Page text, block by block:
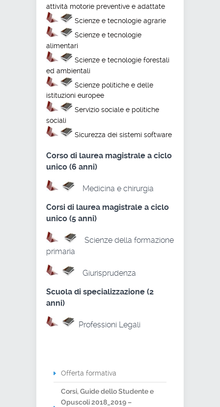
attività motorie preventive e adattate
Scienze e tecnologie agrarie
Scienze e tecnologie
alimentari
Scienze e tecnologie forestali
ed ambientali
Scienze politiche e delle
istituzioni europee
Servizio sociale e politiche
sociali
Sicurezza dei sistemi software
Corso di laurea magistrale a ciclo
unico (6 anni)
Medicina e chirurgia
Corsi di laurea magistrale a ciclo
unico (5 anni)
Scienze della formazione
primaria
Giurisprudenza
Scuola di specializzazione (2
anni)
Professioni Legali
Offerta formativa
Corsi, Guide dello Studente e
Opuscoli 2018_2019 –